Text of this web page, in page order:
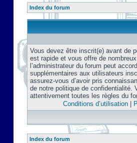
Index du forum
Vous devez être inscrit(e) avant de
est rapide et vous offre de
l’administrateur du forum peut
supplémentaires aux utilisateurs
assurez-vous d’avoir pris
de notre politique de confidentialité.
attentivement toutes les règles du
Conditions d’utilisation|
Index du forum